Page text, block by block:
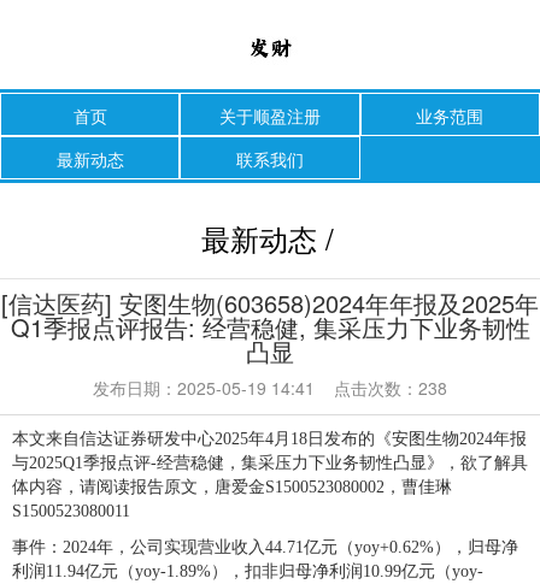
首页 关于顺盈注册
业务范围
最新动态
联系我们
最新动态 /
[信达医药] 安图生物(603658)2024年年报及2025年
Q1季报点评报告: 经营稳健, 集采压力下业务韧性
凸显
发布日期：2025-05-19 14:41 点击次数：238
本文来自信达证券研发中心2025年4月18日发布的《安图生物2024年报
与2025Q1季报点评-经营稳健，集采压力下业务韧性凸显》，欲了解具
体内容，请阅读报告原文，唐爱金S1500523080002，曹佳琳
S1500523080011
事件：2024年，公司实现营业收入44.71亿元（yoy+0.62%），归母净
利润11.94亿元（yoy-1.89%），扣非归母净利润10.99亿元（yoy-